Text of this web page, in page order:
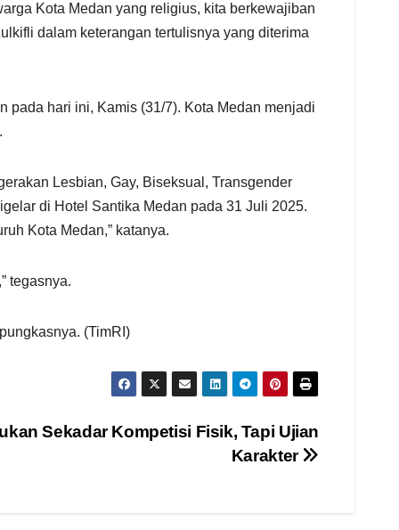
Kota Medan yang religius, kita berkewajiban
dalam keterangan tertulisnya yang diterima
pada hari ini, Kamis (31/7). Kota Medan menjadi
Lesbian, Gay, Biseksual, Transgender
di Hotel Santika Medan pada 31 Juli 2025.
Kota Medan,” katanya.
tegasnya.
(TimRI)
Sekadar Kompetisi Fisik, Tapi Ujian
Karakter